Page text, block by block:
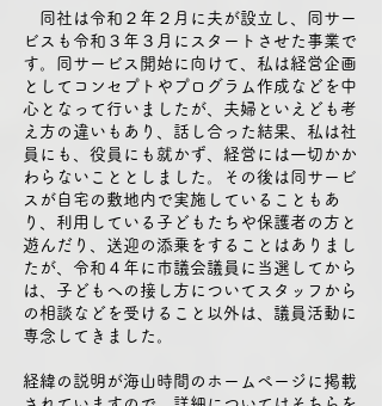
同社は令和２年２月に夫が設立し、同サー
ビスも令和３年３月にスタートさせた事業で
す。同サービス開始に向けて、私は経営企画
としてコンセプトやプログラム作成などを中
心となって行いましたが、夫婦といえども考
え方の違いもあり、話し合った結果、私は社
員にも、役員にも就かず、経営には一切かか
わらないこととしました。その後は同サービ
スが自宅の敷地内で実施していることもあ
り、利用している子どもたちや保護者の方と
遊んだり、送迎の添乗をすることはありまし
たが、令和４年に市議会議員に当選してから
は、子どもへの接し方についてスタッフから
の相談などを受けること以外は、議員活動に
専念してきました。
経緯の説明が海山時間のホームページに掲載